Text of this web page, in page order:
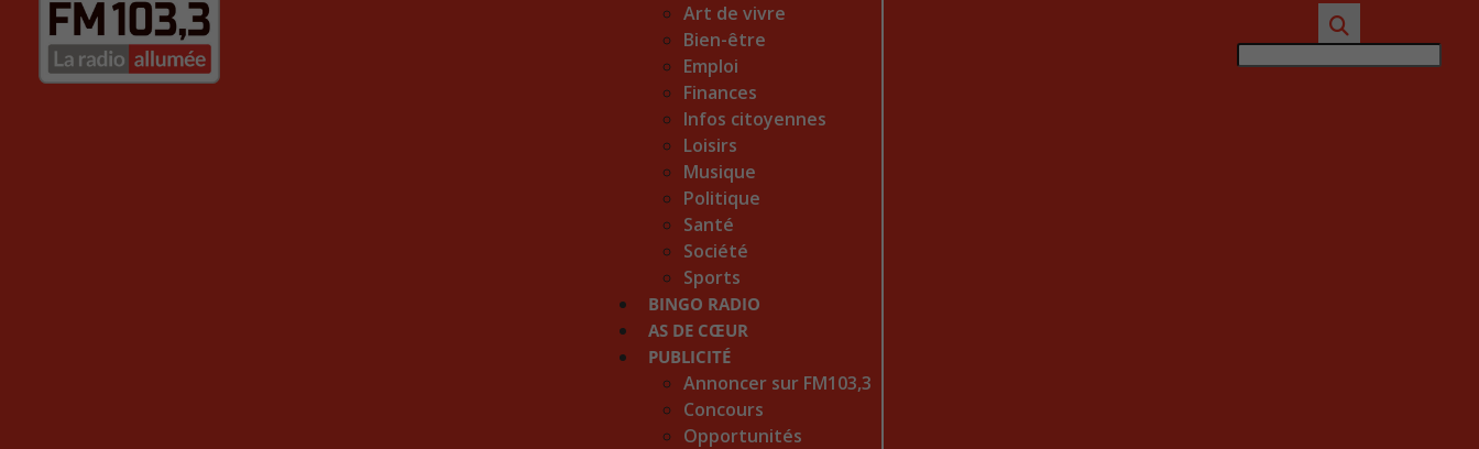
Art de vivre
Bien-être
Emploi
Finances
Infos citoyennes
Loisirs
Musique
Politique
Santé
Société
Sports
BINGO RADIO
AS DE CŒUR
PUBLICITÉ
Annoncer sur FM103,3
Concours
Opportunités